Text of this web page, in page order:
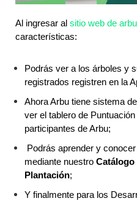
Al ingresar al sitio web de arbu
características:
Podrás ver a los árboles y
registrados registren en la
Ahora Arbu tiene sistema
ver el tablero de
participantes de Arbu;
mediante nuestro Catálogo
Plantación;
Y finalmente para los